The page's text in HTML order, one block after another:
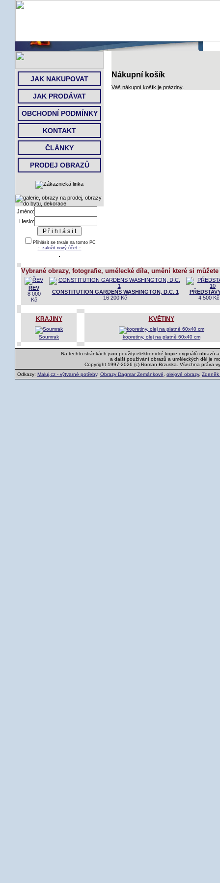
JAK NAKUPOVAT
JAK PRODÁVAT
OBCHODNÍ PODMÍNKY
KONTAKT
ČLÁNKY
PRODEJ OBRAZŮ
Jméno:
Heslo:
Přihlásit se trvale na tomto PC
:: založit nový účet ::
Nákupní košík
Váš nákupní košík je prázdný.
Vybrané obrazy, fotografie, umělecké díla, umění které si
ŘEV
8 000
Kč
CONSTITUTION GARDENS WASHINGTON, D.C. 1
16 200 Kč
4 500 Kč
KRAJINY
Soumrak
KVĚTINY
kopretiny, olej na platně 60x40 cm
Na techto stránkách jsou použity elektronické kopie originálů obrazů
a další používání obrazů a uměleckých děl je
Copyright 1997-2026 (c) Roman Brzuska. Všechna práva
Odkazy: Maluj.cz - výtvarné potřeby, Obrazy Dagmar Zemánkové olejové obrazy, Zdeněk